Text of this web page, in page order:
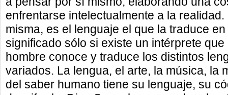
enfrentarse intelectualmente a la
misma, es el lenguaje el que la traduce
significado sólo si existe un intérprete
hombre conoce y traduce los distintos
variados. La lengua, el arte, la música, la
del saber humano tiene su lenguaje, su